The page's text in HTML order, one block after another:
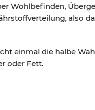
Wohlbefinden,
also
einmal die halbe
oder Fett.